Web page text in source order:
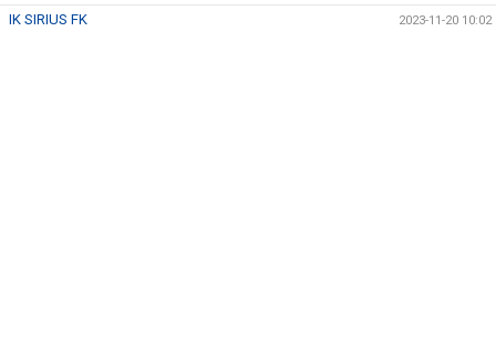
IK SIRIUS FK 2023-11-20 10:02